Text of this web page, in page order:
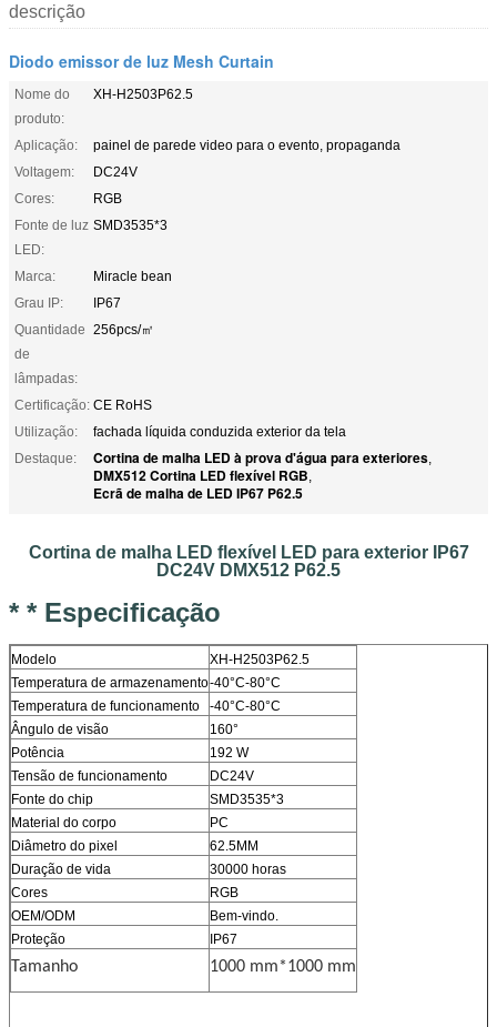
descrição
Diodo emissor de luz Mesh Curtain
Nome do
produto:
XH-H2503P62.5
Aplicação:
painel de parede video para o evento, propaganda
Voltagem:
DC24V
Cores:
RGB
Fonte de luz
LED:
SMD3535*3
Marca:
Miracle bean
Grau IP:
IP67
Quantidade
de
lâmpadas:
256pcs/㎡
Certificação: CE RoHS
Utilização:
fachada líquida conduzida exterior da tela
Destaque:
Cortina de malha LED à prova d'água para exteriores,
DMX512 Cortina LED flexível RGB,
Ecrã de malha de LED IP67 P62.5
Cortina de malha LED flexível LED para exterior IP67
DC24V DMX512 P62.5
* * Especificação
Modelo
XH-H2503P62.5
Temperatura de armazenamento-40°C-80°C
Temperatura de funcionamento
-40°C-80°C
Ângulo de visão
160°
Potência
192 W
Tensão de funcionamento
DC24V
Fonte do chip
SMD3535*3
Material do corpo
PC
Diâmetro do pixel
62.5MM
Duração de vida
30000 horas
Cores
RGB
OEM/ODM
Bem-vindo.
Proteção
IP67
Tamanho 1000 mm*1000 mm